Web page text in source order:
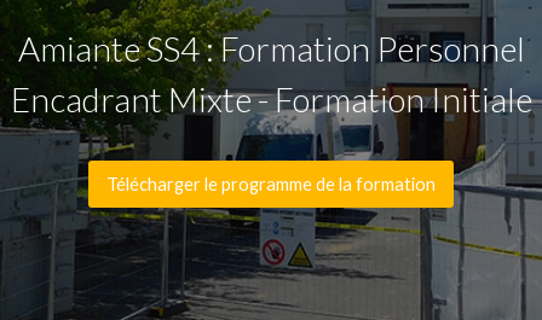
Amiante SS4 : Formation Personnel
Encadrant Mixte - Formation Initiale
Télécharger le programme de la formation